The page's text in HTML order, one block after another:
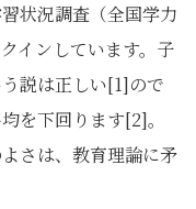
状況調査（全国学力
インしています。子
説は正しい[1]ので
を下回ります[2]。
さは、教育理論に矛